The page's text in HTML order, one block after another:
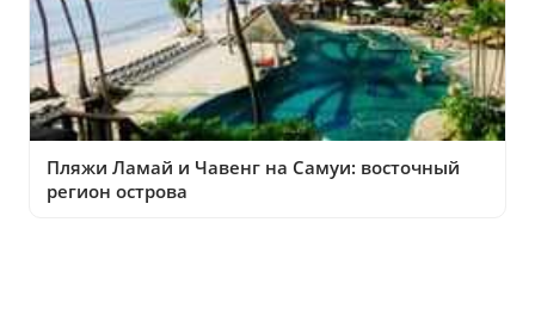
Пляжи Ламай и Чавенг на Самуи: восточный
регион острова